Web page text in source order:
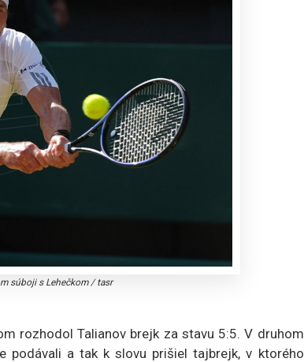
súboji s Lehečkom/tasr
rozhodol Talianov brejk za stavu 5:5. V druhom
podávali a tak k slovu prišiel tajbrejk, v ktorého